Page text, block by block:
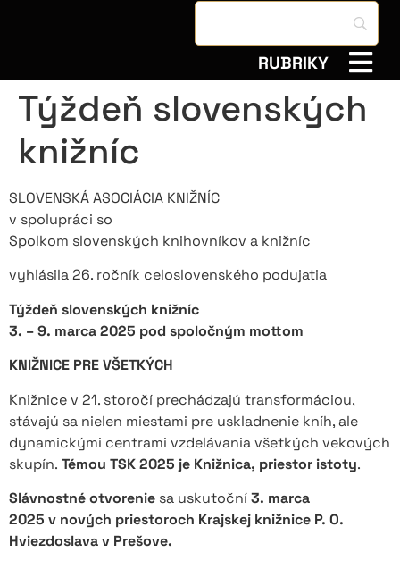
RUBRIKY
Týždeň slovenských
knižníc
SLOVENSKÁ ASOCIÁCIA KNIŽNÍC
v spolupráci so
Spolkom slovenských knihovníkov a knižníc
vyhlásila 26. ročník celoslovenského podujatia
Týždeň slovenských knižníc
3. – 9. marca 2025 pod spoločným mottom
KNIŽNICE PRE VŠETKÝCH
Knižnice v 21. storočí prechádzajú transformáciou,
stávajú sa nielen miestami pre uskladnenie kníh, ale
dynamickými centrami vzdelávania všetkých vekových
skupín. Témou TSK 2025 je Knižnica, priestor istoty.
Slávnostné otvorenie sa uskutoční3. marca
2025 v nových priestoroch Krajskej knižnice P. O.
Hviezdoslava v Prešove.